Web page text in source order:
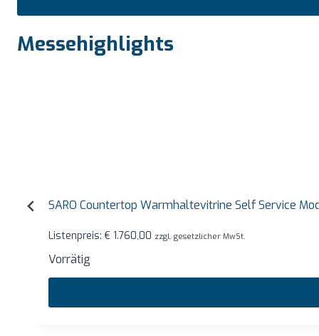
Messehighlights
SARO Countertop Warmhaltevitrine Self Service
Listenpreis:€1.760,00 zzgl. gesetzlicher MwSt.
Vorrätig